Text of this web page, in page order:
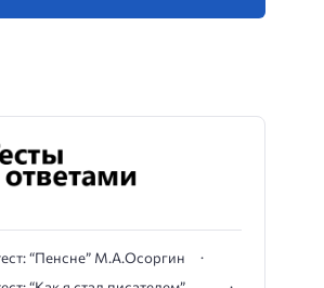
“Пенсне” М.А.Осоргин